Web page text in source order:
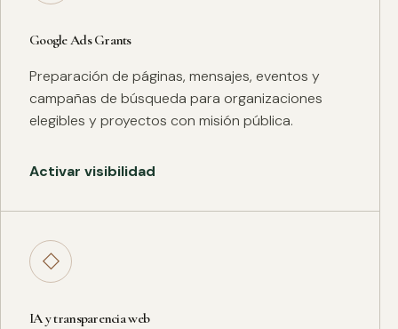
Google Ads Grants
Preparación de páginas, mensajes, eventos y
campañas de búsqueda para organizaciones
elegibles y proyectos con misión pública.
Activar visibilidad
◇
IA y transparencia web